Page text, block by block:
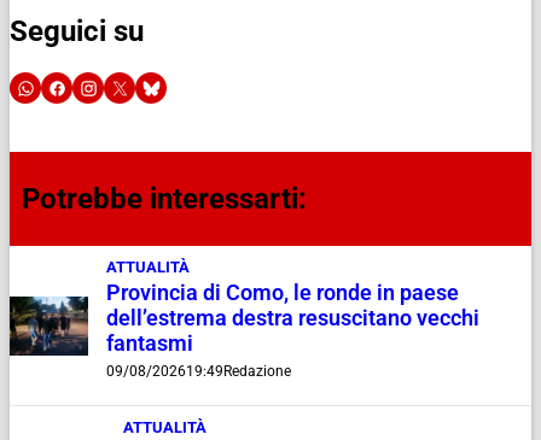
Seguici su
Potrebbe interessarti:
ATTUALITÀ
Provincia di Como, le ronde in paese
dell’estrema destra resuscitano vecchi
fantasmi
09/08/202619:49 Redazione
ATTUALITÀ